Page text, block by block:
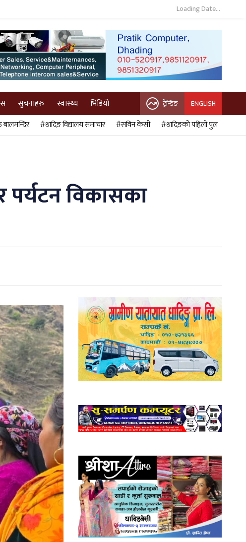
Loading Date...
सुचनाहरु स्वास्थ्य भिडियो ट्रेन्डिङ ENGLISH
#धादिङ विद्यालय समाचार #सविन केसी #धादिङको पहिलो पुल
विकासका